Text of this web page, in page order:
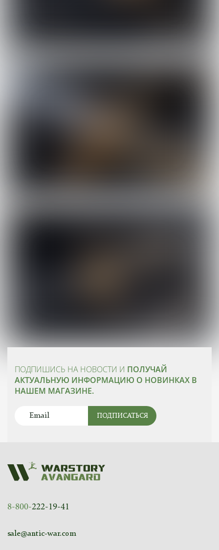
ПОДПИШИСЬ НА НОВОСТИ И ПОЛУЧАЙ
АКТУАЛЬНУЮ ИНФОРМАЦИЮ О НОВИНКАХ В
НАШЕМ МАГАЗИНЕ.
ПОДПИСАТЬСЯ
8-800-222-19-41
sale@antic-war.com